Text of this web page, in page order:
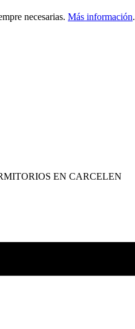
necesarias. Más información.
EN CARCELEN